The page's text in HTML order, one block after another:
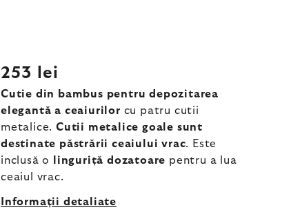
253 lei
Cutie din bambus pentru depozitarea
elegantă a ceaiurilor cu patru cutii
metalice.Cutii metalice goale sunt
destinate păstrării ceaiului vrac. Este
inclusă o
linguriță dozatoare pentru a lua
ceaiul vrac.
Informaţii detaliate